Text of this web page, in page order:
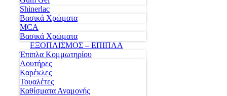
Shinerlac
Βασικά Χρώματα
MCA
Βασικά Χρώματα
ΕΞΟΠΛΙΣΜΟΣ – ΕΠΙΠΛΑ
Έπιπλα Κομμωτηρίου
Λουτήρες
Καρέκλες
Τουαλέτες
Καθίσματα Αναμονής